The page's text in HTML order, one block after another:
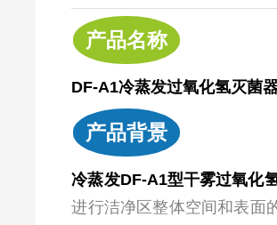
产品名称
DF-A1冷蒸发过氧化氢灭菌
产品背景
冷蒸发DF-A1型干雾过氧化
进行洁净区整体空间和表面